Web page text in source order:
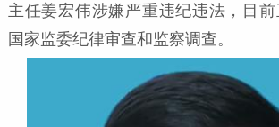
主任姜宏伟涉嫌严重违纪违法，目
国家监委纪律审查和监察调查。